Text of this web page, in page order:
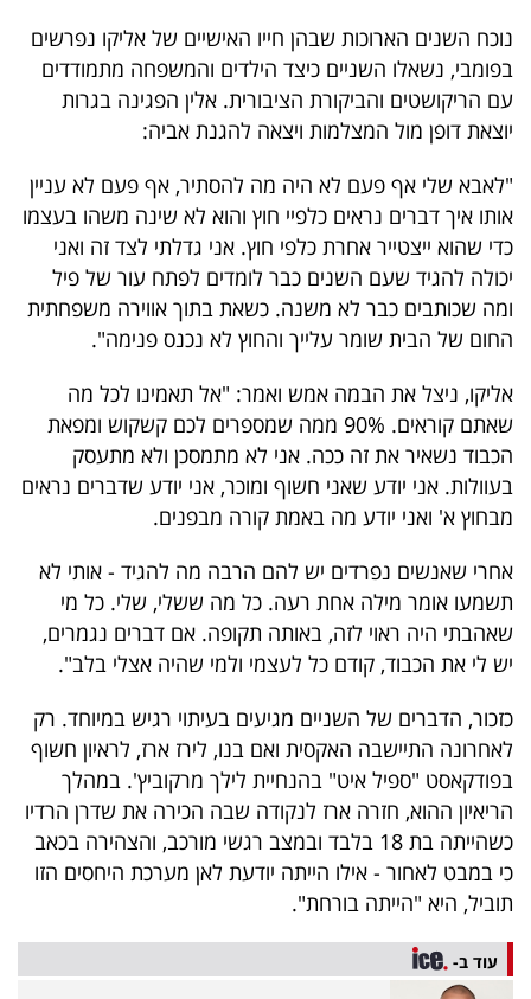
שיתופי
פעולה
דרושים
ניוזלטרים
מייל
אדום
פרסמו
באייס
עקבו
אחרינו:
נוכח השנים הארוכות שבהן חייו האישיים של אליקו נפרשים
בפומבי, נשאלו השניים כיצד הילדים והמשפחה מתמודדים
עם הריקושטים והביקורת הציבורית. אלין הפגינה בגרות
יוצאת דופן מול המצלמות ויצאה להגנת אביה:
"לאבא שלי אף פעם לא היה מה להסתיר, אף פעם לא עניין
אותו איך דברים נראים כלפיי חוץ והוא לא שינה משהו בעצמו
כדי שהוא ייצטייר אחרת כלפי חוץ. אני גדלתי לצד זה ואני
יכולה להגיד שעם השנים כבר לומדים לפתח עור של פיל
ומה שכותבים כבר לא משנה. כשאת בתוך אווירה משפחתית
החום של הבית שומר עלייך והחוץ לא נכנס פנימה".
אליקו, ניצל את הבמה אמש ואמר: "אל תאמינו לכל מה
שאתם קוראים. 90% ממה שמספרים לכם קשקוש ומפאת
הכבוד נשאיר את זה ככה. אני לא מתמסכן ולא מתעסק
בעוולות. אני יודע שאני חשוף ומוכר, אני יודע שדברים נראים
מבחוץ א' ואני יודע מה באמת קורה מבפנים.
אחרי שאנשים נפרדים יש להם הרבה מה להגיד - אותי לא
תשמעו אומר מילה אחת רעה. כל מה ששלי, שלי. כל מי
שאהבתי היה ראוי לזה, באותה תקופה. אם דברים נגמרים,
יש לי את הכבוד, קודם כל לעצמי ולמי שהיה אצלי בלב".
כזכור, הדברים של השניים מגיעים בעיתוי רגיש במיוחד. רק
לאחרונה התיישבה האקסית ואם בנו, לירז ארז, לראיון חשוף
בפודקאסט "ספיל איט" בהנחיית לילך מרקוביץ'. במהלך
הריאיון ההוא, חזרה ארז לנקודה שבה הכירה את שדרן הרדיו
כשהייתה בת 18 בלבד ובמצב רגשי מורכב, והצהירה בכאב
כי במבט לאחור - אילו הייתה יודעת לאן מערכת היחסים הזו
תוביל, היא "הייתה בורחת".
עוד ב-